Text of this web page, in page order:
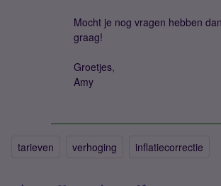
Mocht je nog vragen hebben
graag!
Groetjes,
Amy
tarieven verhoging inflatiecorrectie